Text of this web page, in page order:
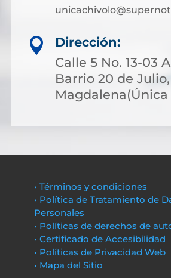

Dirección:
Calle 5 No. 13-03
Barrio 20 de
Magdalena(Única
• Términos y condiciones
• Política de Tratamiento de
Personales
• Políticas de derechos de
• Certificado de Accesibilidad
• Políticas de Privacidad Web
• Mapa del Sitio